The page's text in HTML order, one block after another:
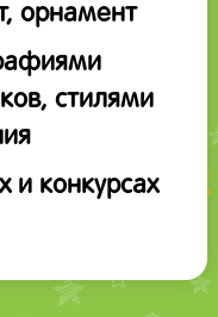
орнамент
стилями
и конкурсах